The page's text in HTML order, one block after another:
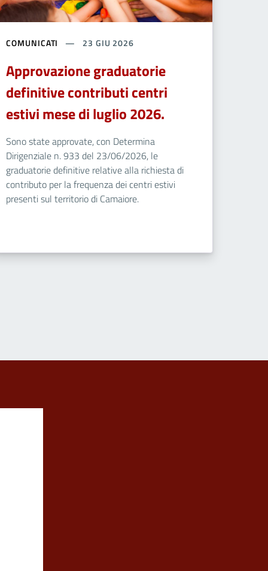
COMUNICATI 23 GIU 2026
Approvazione graduatorie
definitive contributi centri
estivi mese di luglio 2026.
Sono state approvate, con Determina
Dirigenziale n. 933 del 23/06/2026, le
graduatorie definitive relative alla richiesta di
contributo per la frequenza dei centri estivi
presenti sul territorio di Camaiore.